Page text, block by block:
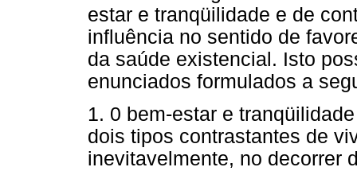
estar e tranqüilidade e de
influência no sentido de
da saúde existencial. Isto
enunciados formulados a
1. 0 bem-estar e
dois tipos contrastantes de
inevitavelmente, no decorrer